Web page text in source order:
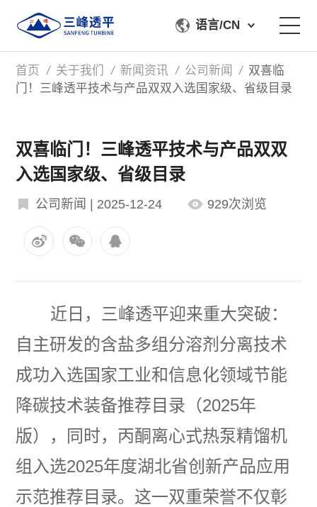
关于我们
加工检测
服务支持
联系我们
语言/CN
首页 / 关于我们 / 新闻资讯 / 公司新闻 / 双喜临
门！三峰透平技术与产品双双入选国家级、省级目录
双喜临门！三峰透平技术与产品双双
入选国家级、省级目录
公司新闻 | 2025-12-24 929次浏览
近日，三峰透平迎来重大突破：
自主研发的‌含盐多组分溶剂分离技术‌
成功入选‌国家工业和信息化领域节能
降碳技术装备推荐目录（2025年
版），同时，‌丙酮离心式热泵精馏机
组‌入选‌2025年度湖北省创新产品应用
示范推荐目录‌。这一双重荣誉不仅彰